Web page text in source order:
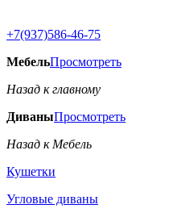
+7(937)586-46-75
МебельПросмотреть
Назад к главному
ДиваныПросмотреть
Назад к Мебель
Кушетки
Угловые диваны